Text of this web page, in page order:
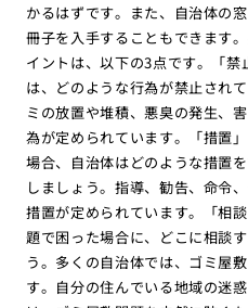
かるはずです。また、自治体の
冊子を入手することもできます
イントは、以下の3点です。「
は、どのような行為が禁止され
ミの放置や堆積、悪臭の発生、
為が定められています。「措置
場合、自治体はどのような措置
しましょう。指導、勧告、命令
措置が定められています。「相
題で困った場合に、どこに相談
う。多くの自治体では、ゴミ屋
す。自分の住んでいる地域の迷